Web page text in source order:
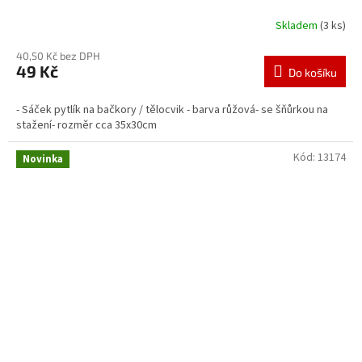
Skladem (3 ks)
40,50 Kč bez DPH
49 Kč Do košíku
- Sáček pytlík na bačkory / tělocvik - barva růžová- se šňůrkou na
stažení- rozměr cca 35x30cm
Novinka Kód: 13174